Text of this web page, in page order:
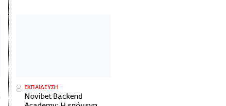
ΕΚΠΑΙΔΕΥΣΗ
Novibet Backend